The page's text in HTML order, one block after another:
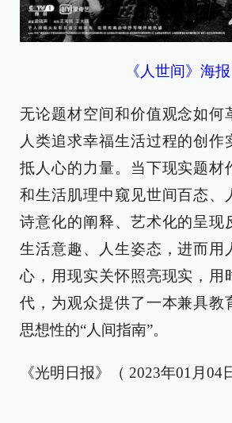
《人世间》海报
无论题材空间和价值观念如何
人类追求幸福生活过程的创作
抵人心的力量。当下现实题材
和生活肌理中窥见世间百态、
诗意化的阐释、艺术化的呈现
生活意趣、人生姿态，进而用
心，用现实关怀照亮现实，用
代，为观众提供了一本兼具教
思想性的“人间指南”。
《光明日报》（ 2023年01月04